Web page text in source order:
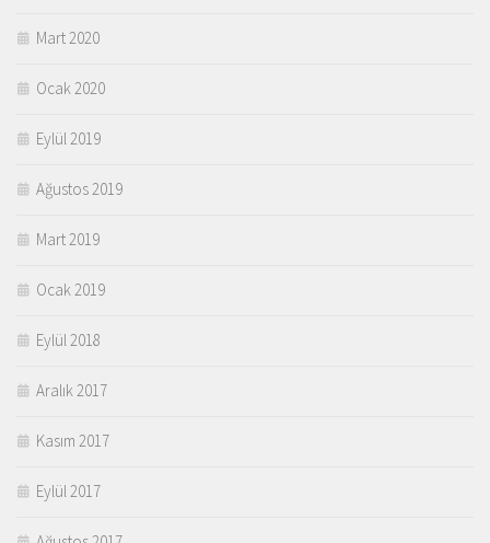
Mart 2020
Ocak 2020
Eylül 2019
Ağustos 2019
Mart 2019
Ocak 2019
Eylül 2018
Aralık 2017
Kasım 2017
Eylül 2017